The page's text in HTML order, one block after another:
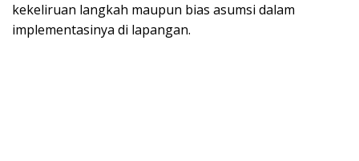
kekeliruan langkah maupun bias asumsi dalam
implementasinya di lapangan.